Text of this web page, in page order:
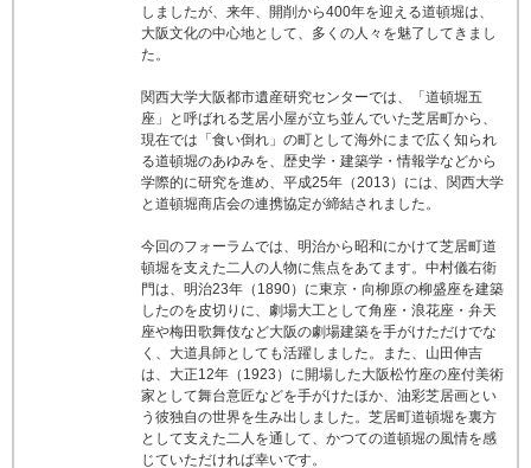
しましたが、来年、開削から400年を迎える道頓堀は、
大阪文化の中心地として、多くの人々を魅了してきまし
た。
関西大学大阪都市遺産研究センターでは、「道頓堀五
座」と呼ばれる芝居小屋が立ち並んでいた芝居町から、
現在では「食い倒れ」の町として海外にまで広く知られ
る道頓堀のあゆみを、歴史学・建築学・情報学などから
学際的に研究を進め、平成25年（2013）には、関西大学
と道頓堀商店会の連携協定が締結されました。
今回のフォーラムでは、明治から昭和にかけて芝居町道
頓堀を支えた二人の人物に焦点をあてます。中村儀右衛
門は、明治23年（1890）に東京・向柳原の柳盛座を建築
したのを皮切りに、劇場大工として角座・浪花座・弁天
座や梅田歌舞伎など大阪の劇場建築を手がけただけでな
く、大道具師としても活躍しました。また、山田伸吉
は、大正12年（1923）に開場した大阪松竹座の座付美術
家として舞台意匠などを手がけたほか、油彩芝居画とい
う彼独自の世界を生み出しました。芝居町道頓堀を裏方
として支えた二人を通して、かつての道頓堀の風情を感
じていただければ幸いです。